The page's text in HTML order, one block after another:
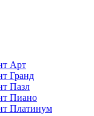
Арт
Гранд
Пазл
Пиано
Платинум